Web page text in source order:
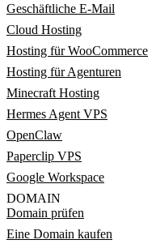
Geschäftliche E-Mail
Cloud Hosting
Hosting für WooCommerce
Hosting für Agenturen
Minecraft Hosting
Hermes Agent VPS
OpenClaw
Paperclip VPS
Google Workspace
DOMAIN
Domain prüfen
Eine Domain kaufen